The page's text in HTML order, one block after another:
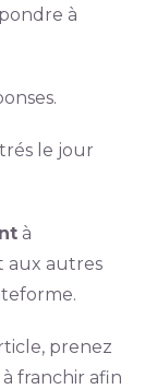
à
le jour
à
aux autres
prenez
franchir afin